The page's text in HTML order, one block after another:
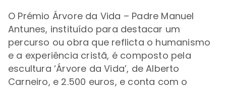
O Prémio Árvore da Vida – Padre Manuel
Antunes, instituído para destacar um
percurso ou obra que reflicta o humanismo
e a experiência cristã, é composto pela
escultura ‘Árvore da Vida’, de Alberto
Carneiro, e 2.500 euros, e conta com o